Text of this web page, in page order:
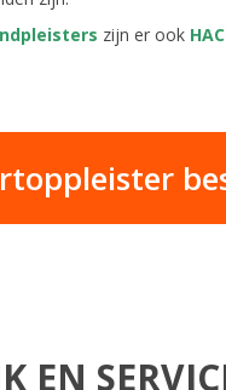
zijn er ook
EN